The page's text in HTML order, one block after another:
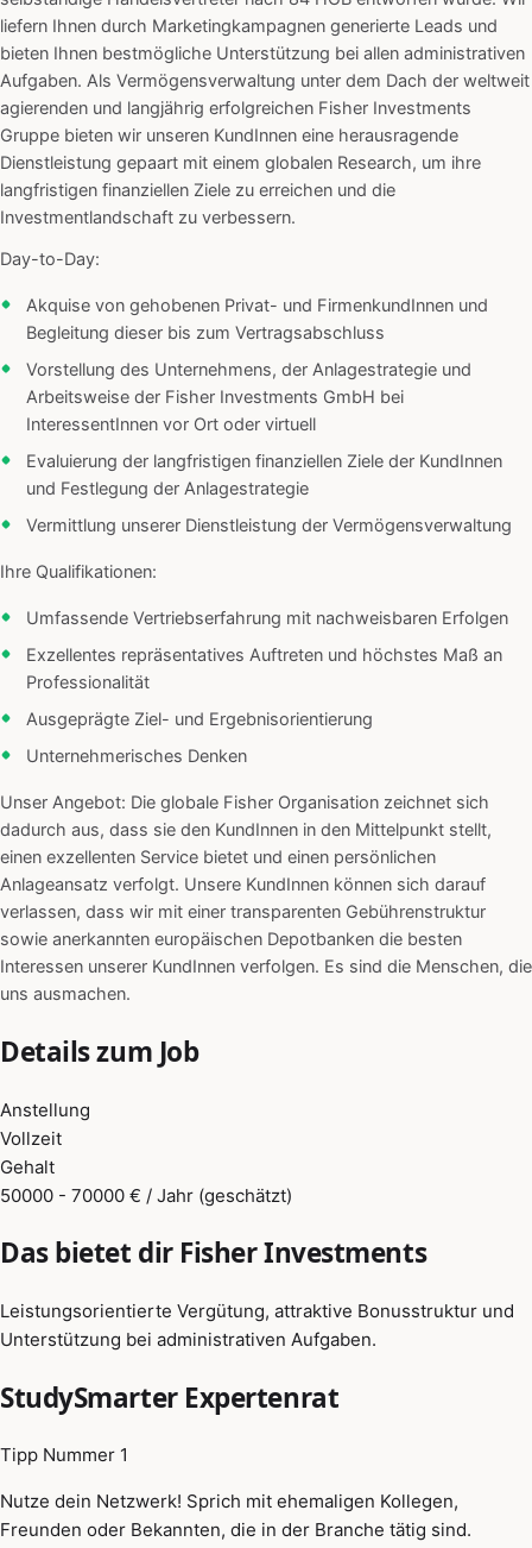
liefern Ihnen durch Marketingkampagnen generierte Leads und
bieten Ihnen bestmögliche Unterstützung bei allen administrativen
Aufgaben. Als Vermögensverwaltung unter dem Dach der weltweit
agierenden und langjährig erfolgreichen Fisher Investments
Gruppe bieten wir unseren KundInnen eine herausragende
Dienstleistung gepaart mit einem globalen Research, um ihre
langfristigen finanziellen Ziele zu erreichen und die
Investmentlandschaft zu verbessern.
Day-to-Day:
Akquise von gehobenen Privat- und FirmenkundInnen und
Begleitung dieser bis zum Vertragsabschluss
Vorstellung des Unternehmens, der Anlagestrategie und
Arbeitsweise der Fisher Investments GmbH bei
InteressentInnen vor Ort oder virtuell
Evaluierung der langfristigen finanziellen Ziele der KundInnen
und Festlegung der Anlagestrategie
Vermittlung unserer Dienstleistung der Vermögensverwaltung
Ihre Qualifikationen:
Umfassende Vertriebserfahrung mit nachweisbaren Erfolgen
Exzellentes repräsentatives Auftreten und höchstes Maß an
Professionalität
Ausgeprägte Ziel- und Ergebnisorientierung
Unternehmerisches Denken
Unser Angebot: Die globale Fisher Organisation zeichnet sich
dadurch aus, dass sie den KundInnen in den Mittelpunkt stellt,
einen exzellenten Service bietet und einen persönlichen
Anlageansatz verfolgt. Unsere KundInnen können sich darauf
verlassen, dass wir mit einer transparenten Gebührenstruktur
sowie anerkannten europäischen Depotbanken die besten
Interessen unserer KundInnen verfolgen. Es sind die Menschen, die
uns ausmachen.
Details zum Job
Anstellung
Vollzeit
Gehalt
50000 - 70000 € / Jahr (geschätzt)
Das bietet dir Fisher Investments
Leistungsorientierte Vergütung, attraktive Bonusstruktur und
Unterstützung bei administrativen Aufgaben.
StudySmarter Expertenrat
Tipp Nummer 1
Nutze dein Netzwerk! Sprich mit ehemaligen Kollegen,
Freunden oder Bekannten, die in der Branche tätig sind.